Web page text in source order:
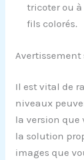
tricoter ou
fils colorés.
Il est vital de
niveaux
la version que
la solution
images que